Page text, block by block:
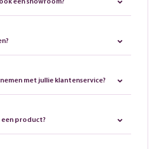
een showroom?
met jullie klantenservice?
een product?